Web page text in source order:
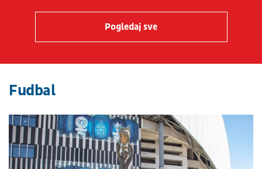
Pogledaj sve
Fudbal